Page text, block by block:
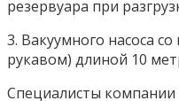
резервуара при
3. Вакуумного насоса
рукавом) длиной 10
Специалисты компании